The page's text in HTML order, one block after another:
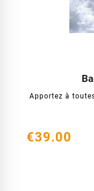
Apportez à
€39.00